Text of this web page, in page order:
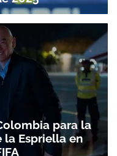
para la
la Espriella en